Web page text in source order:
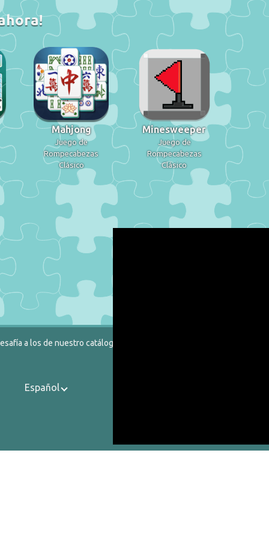
Mahjong
Juego de
Rompecabezas
Clásico
Minesweeper
Juego de
Rompecabezas
Clásico
a los de nuestro catálogo.
Español